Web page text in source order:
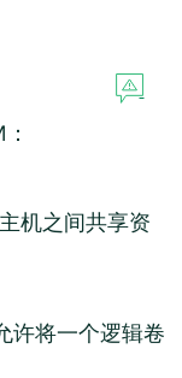
机之间共享资
许将一个逻辑卷